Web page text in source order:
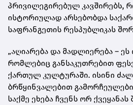
პრივილეგირებულ კავშირებს,
ისტორიულად არსებობდა
საფრანგეთის რესპუბლიკას
„აღიარება და მადლიერება –
რომლებიც განსაკუთრებით
ქართულ კულტურაში. ისინი
ბრწყინვალებით
საქმე ეხება ჩვენს ორ ქვეყანას